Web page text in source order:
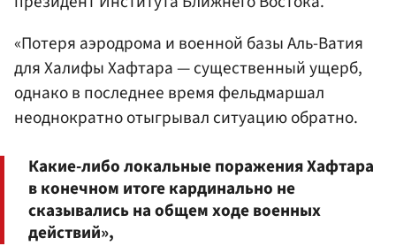
«Потеря аэродрома и военной базы Аль-Ватия
для Халифы Хафтара — существенный ущерб,
однако в последнее время фельдмаршал
неоднократно отыгрывал ситуацию обратно.
Какие-либо локальные поражения Хафтара
в конечном итоге кардинально не
сказывались на общем ходе военных
действий»,